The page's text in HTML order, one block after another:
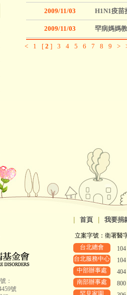
2009/11/03 H1N1疫苗
2009/11/03 罕病媽媽
< 1 [ 2 ] 3 4 5 6 7 8 9 >
：
號
首頁 我要捐
立案字號：衛署醫
台北總會
台北服務中心
中部辦事處
南部辦事處
罕見家園